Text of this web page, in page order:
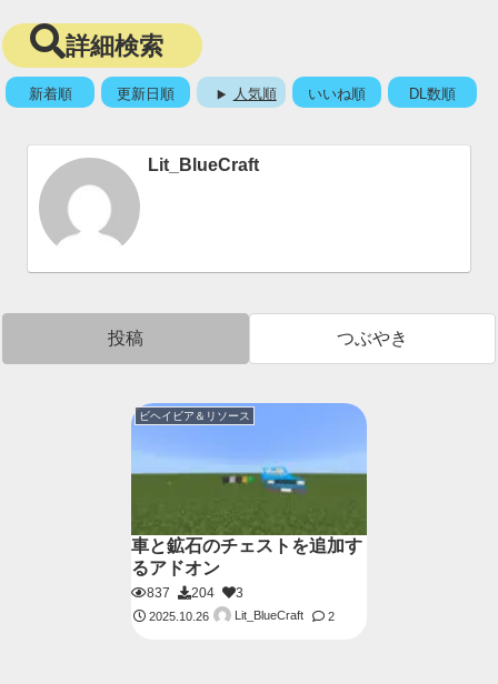
詳細検索
新着順 更新日順 人気順 いいね順 DL数順
Lit_BlueCraft
投稿 つぶやき
ビヘイビア＆リソース
車と鉱石のチェストを追加す
るアドオン
837 204 3
2025.10.26 Lit_BlueCraft 2